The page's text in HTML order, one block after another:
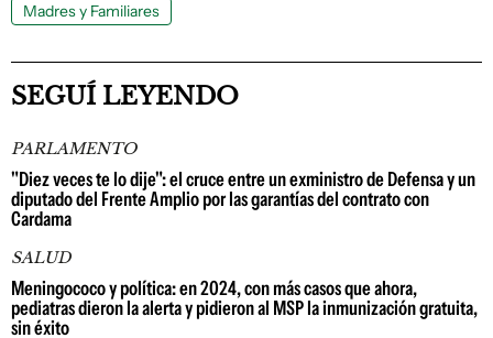
Madres y Familiares
SEGUÍ LEYENDO
PARLAMENTO
"Diez veces te lo dije": el cruce entre un exministro de Defensa y un
diputado del Frente Amplio por las garantías del contrato con
Cardama
SALUD
Meningococo y política: en 2024, con más casos que ahora,
pediatras dieron la alerta y pidieron al MSP la inmunización gratuita,
sin éxito